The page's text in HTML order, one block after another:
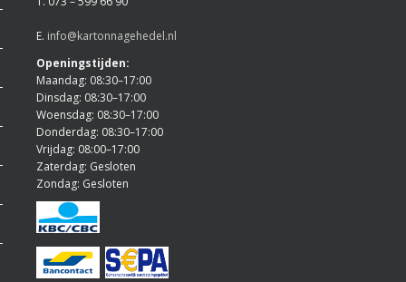
E. info@kartonnagehedel.nl
Openingstijden:
Maandag: 08:30–17:00
Dinsdag: 08:30–17:00
Woensdag: 08:30–17:00
Donderdag: 08:30–17:00
Vrijdag: 08:00–17:00
Zaterdag: Gesloten
Zondag: Gesloten